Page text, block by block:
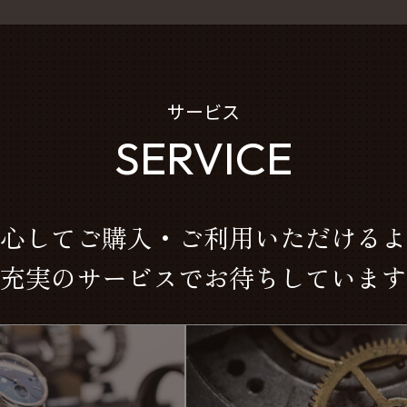
サービス
SERVICE
してご購入・ご利用いただける
充実のサービスでお待ちしています